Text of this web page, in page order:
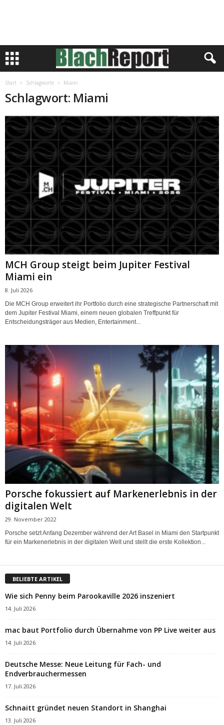
Start Schlagworte Miami
Schlagwort: Miami
MCH Group steigt beim Jupiter Festival
Miami ein
8. Juli 2026
Die MCH Group erweitert ihr Portfolio durch eine strategische Partnerschaft mit
dem Jupiter Festival Miami, einem neuen globalen Treffpunkt für
Entscheidungsträger aus Medien, Entertainment...
Porsche fokussiert auf Markenerlebnis in der
digitalen Welt
29. November 2022
Porsche setzt Anfang Dezember während der Art Basel in Miami den Startpunkt
für ein Markenerlebnis in der digitalen Welt und stellt die erste Kollektion...
BELIEBTE ARTIKEL
Wie sich Penny beim Parookaville 2026 inszeniert
14. Juli 2026
mac baut Portfolio durch Übernahme von PP Live weiter aus
14. Juli 2026
Deutsche Messe: Neue Leitung für Fach- und
Endverbrauchermessen
17. Juli 2026
Schnaitt gründet neuen Standort in Shanghai
13. Juli 2026